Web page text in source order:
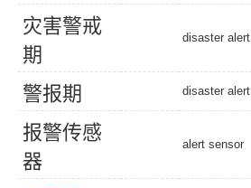
灾害警戒
期
disaster alert
警报期 disaster alert
报警传感
器
alert sensor